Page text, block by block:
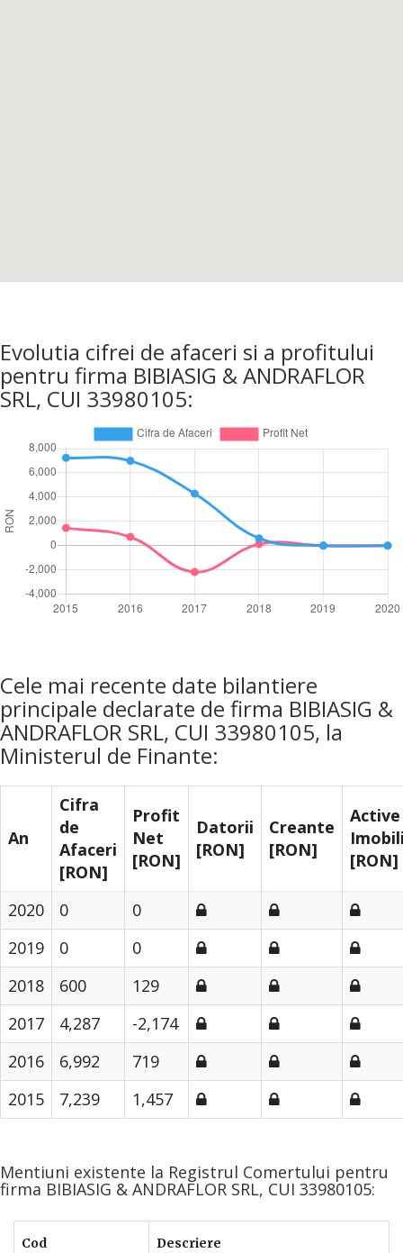
Evolutia cifrei de afaceri si a profitului
pentru firma BIBIASIG & ANDRAFLOR
SRL, CUI 33980105:
Cele mai recente date bilantiere
principale declarate de firma BIBIASIG &
ANDRAFLOR SRL, CUI 33980105, la
Ministerul de Finante:
An
Cifra
de
Afaceri
[RON]
Profit
Net
[RON]
Datorii
[RON]
Creante
[RON]
Active
[RON]
2020 0
0
2019
0
0
2018
600
129
2017
4,287
-2,174
2016
6,992
719
2015
7,239 1,457
Mentiuni existente la Registrul Comertului pentru
firma BIBIASIG & ANDRAFLOR SRL, CUI 33980105:
Cod Descriere